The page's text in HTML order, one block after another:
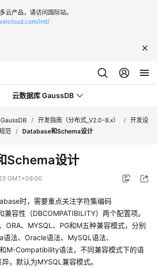
云产品，请访问国际站。
intl/
云数据库 GaussDB
/ 开发指南（分布式_V2.0-8.x） / 开发设
范 / Database和Schema设计
Schema设计
GMT+08:00
时，需要重点关注字符集编码
兼容性（DBCOMPATIBILITY）两个配置项。
ORA、MYSQL、PG和M五种兼容模式，分别
法、Oracle语法、MySQL语法、
M-Compatibility语法，不同兼容模式下的语
，默认为MYSQL兼容模式。